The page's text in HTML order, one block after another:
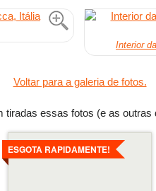
Interior
Voltar para a galeria de fotos.
tiradas essas fotos (e as
ESGOTA RAPIDAMENTE!
Detalhes